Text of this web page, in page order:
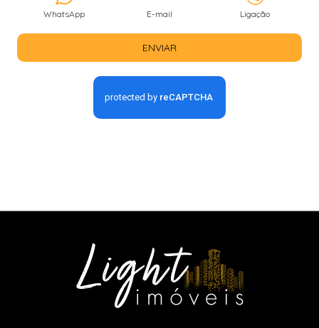
WhatsApp E-mail Ligação
ENVIAR